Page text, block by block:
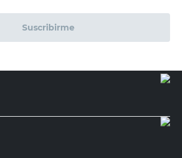
Suscribirme